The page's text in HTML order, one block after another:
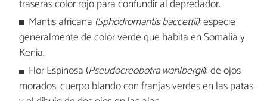
traseras color rojo para confundir al depredador.
Mantis africana (Sphodromantis baccettii):especie
generalmente de color verde que habita en Somalia y
Kenia.
Flor Espinosa (Pseudocreobotra wahlbergii): de ojos
morados, cuerpo blando con franjas verdes en las patas